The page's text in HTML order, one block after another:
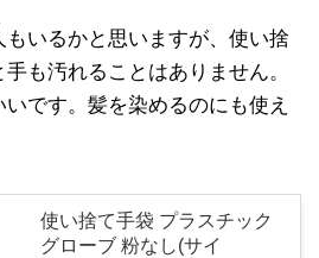
いるかと思いますが、使い捨
も汚れることはありません。
です。髪を染めるのにも使え
使い捨て手袋 プラスチック
グローブ 粉なし(サイ